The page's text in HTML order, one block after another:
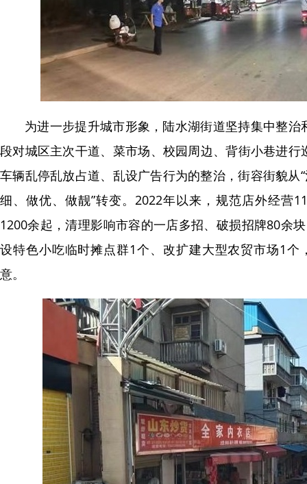
为进一步提升城市形象，陆水湖街道坚持集中整治
段对城区主次干道、菜市场、校园周边、背街小巷进行
车辆乱停乱放占道、乱设广告行为的整治，街容街貌从
细、做优、做靓”转变。2022年以来，规范店外经营
1200余起，清理影响市容的一店多招、破损招牌80余
设特色小吃临时摊点群1个、改扩建大型农贸市场1个
意。